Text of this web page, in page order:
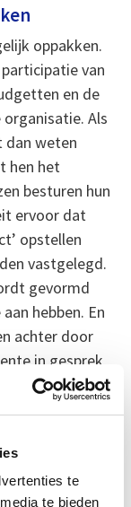
te
te bieden
oppakken.
van
en de
Als
dan weten
hen het
besturen hun
ervoor dat
opstellen
vastgelegd.
gevormd
hebben. En
achter door
in gesprek
eens